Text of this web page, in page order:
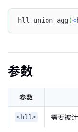
hll_union_agg(<
参数
参数
<hll> 需要被